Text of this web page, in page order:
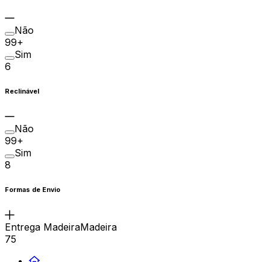
Não
99+
Sim
6
Reclinável
Não
99+
Sim
8
Formas de Envio
Entrega MadeiraMadeira
75